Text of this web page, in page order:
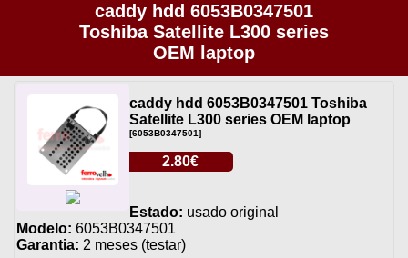
caddy hdd 6053B0347501
Toshiba Satellite L300 series
OEM laptop
caddy hdd 6053B0347501 Toshiba
Satellite L300 series OEM laptop
[6053B0347501]
2.80€
Estado: usado original
Modelo: 6053B0347501
Garantia: 2 meses (testar)